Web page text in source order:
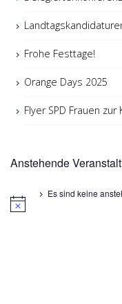
Frohe Festtage!
Orange Days 2025
Flyer SPD Frauen
Anstehende
Es sind keine